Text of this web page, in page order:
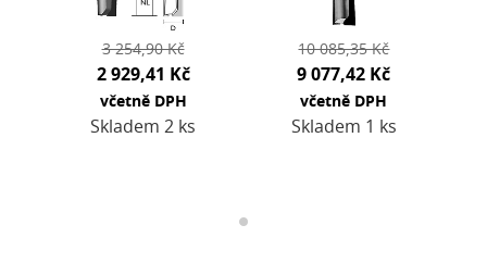
3 254,90 Kč
2 929,41 Kč
včetně DPH
Skladem 2 ks
10 085,35 Kč
9 077,42 Kč
včetně DPH
Skladem 1 ks